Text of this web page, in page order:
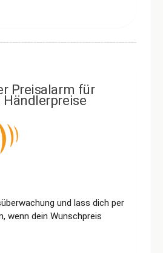
Preisalarm für
und lass dich per
wenn dein Wunschpreis